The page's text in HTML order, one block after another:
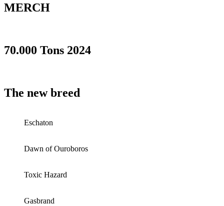
MERCH
70.000 Tons 2024
The new breed
Eschaton
Dawn of Ouroboros
Toxic Hazard
Gasbrand